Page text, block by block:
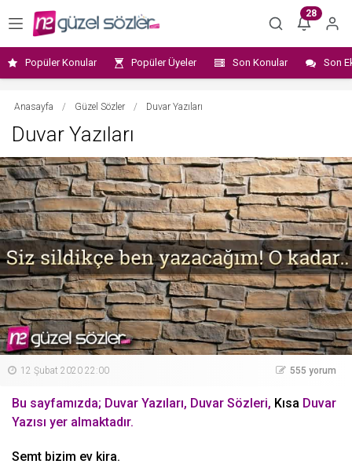
28
Popüler Konular Popüler Üyeler Son Konular Son
Anasayfa / Güzel Sözler / Duvar Yazıları
Duvar Yazıları
12 Şubat 2020 22:00 555 yorum
Bu sayfamızda; Duvar Yazıları, Duvar Sözleri, Kısa Duvar
Yazısı yer almaktadır.
Semt bizim ev kira.